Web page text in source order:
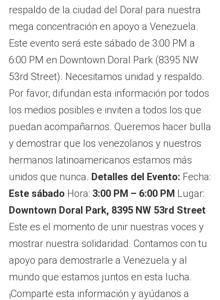
respaldo de la ciudad del Doral para nuestra
mega concentración en apoyo a Venezuela.
Este evento será este sábado de 3:00 PM a
6:00 PM en Downtown Doral Park (8395 NW
53rd Street). Necesitamos unidad y respaldo.
Por favor, difundan esta información por todos
los medios posibles e inviten a todos los que
puedan acompañarnos. Queremos hacer bulla
y demostrar que los venezolanos y nuestros
hermanos latinoamericanos estamos más
unidos que nunca. Detalles del Evento: Fecha:
Este sábado Hora: 3:00 PM – 6:00 PM Lugar:
Downtown Doral Park, 8395 NW 53rd Street
Este es el momento de unir nuestras voces y
mostrar nuestra solidaridad. Contamos con tu
apoyo para demostrarle a Venezuela y al
mundo que estamos juntos en esta lucha.
¡Comparte esta información y ayúdanos a